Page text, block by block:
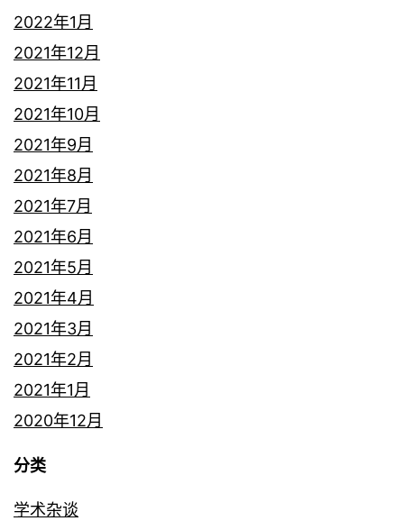
2022年1月
2021年12月
2021年11月
2021年10月
2021年9月
2021年8月
2021年7月
2021年6月
2021年5月
2021年4月
2021年3月
2021年2月
2021年1月
2020年12月
分类
学术杂谈